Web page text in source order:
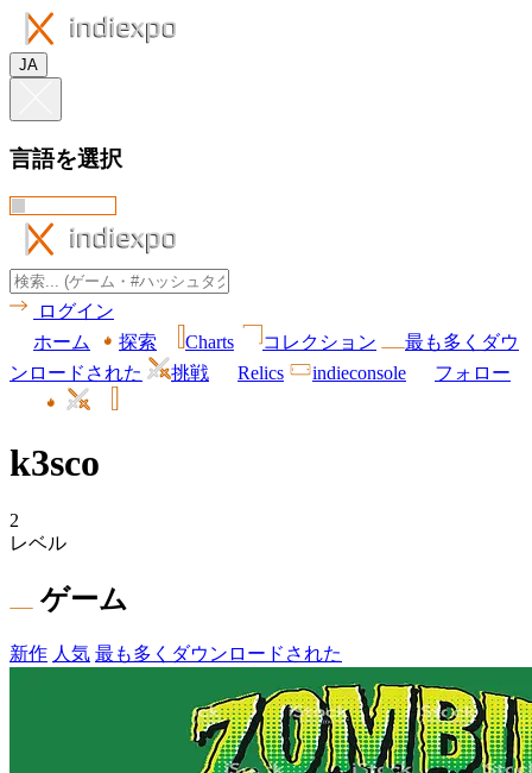
JA
言語を選択
ログイン
ホーム
探索 Charts コレクション
最も多くダウ
ンロードされた
挑戦 Relics indieconsole フォロー
k3sco
2
レベル
ゲーム
新作 人気 最も多くダウンロードされた